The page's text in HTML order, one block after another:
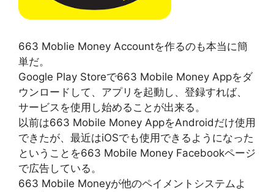
663 Moblie Money Accountを作るのも本当に簡
単だ。
Google Play Storeで663 Mobile Money Appをダ
ウンロードして、アプリを起動し、登録すれば、
サービスを使用し始めることが出来る。
以前は663 Mobile Money AppをAndroidだけ使用
できたが、最近はiOSでも使用できるようになった
ということを663 Mobile Money Facebookページ
で広告している。
663 Mobile Moneyが他のペイメントシステムよ